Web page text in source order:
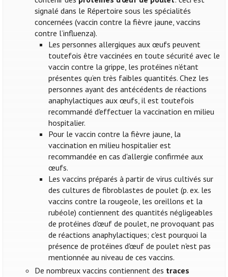
signalé dans le Répertoire sous les spécialités
concernées (vaccin contre la fièvre jaune, vaccins
contre l’influenza).
Les personnes allergiques aux œufs peuvent
toutefois être vaccinées en toute sécurité avec le
vaccin contre la grippe, les protéines n’étant
présentes qu’en très faibles quantités. Chez les
personnes ayant des antécédents de réactions
anaphylactiques aux œufs, il est toutefois
recommandé d'effectuer la vaccination en milieu
hospitalier.
Pour le vaccin contre la fièvre jaune, la
vaccination en milieu hospitalier est
recommandée en cas d'allergie confirmée aux
œufs.
Les vaccins préparés à partir de virus cultivés sur
des cultures de fibroblastes de poulet (p. ex. les
vaccins contre la rougeole, les oreillons et la
rubéole) contiennent des quantités négligeables
de protéines d'œuf de poulet, ne provoquant pas
de réactions anaphylactiques; c'est pourquoi la
présence de protéines d'œuf de poulet n'est pas
mentionnée au niveau de ces vaccins.
De nombreux vaccins contiennent des traces